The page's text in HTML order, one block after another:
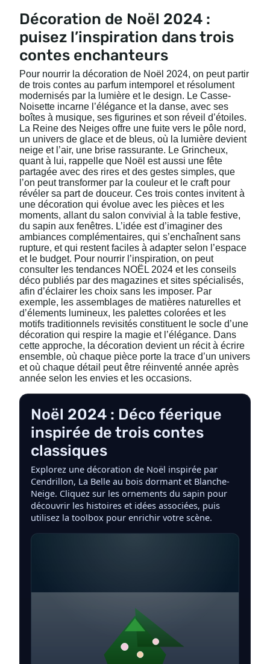
Décoration de Noël 2024 :
puisez l’inspiration dans trois
contes enchanteurs
Pour nourrir la décoration de Noël 2024, on peut partir
de trois contes au parfum intemporel et résolument
modernisés par la lumière et le design. Le Casse-
Noisette incarne l’élégance et la danse, avec ses
boîtes à musique, ses figurines et son réveil d’étoiles.
La Reine des Neiges offre une fuite vers le pôle nord,
un univers de glace et de bleus, où la lumière devient
neige et l’air, une brise rassurante. Le Grincheux,
quant à lui, rappelle que Noël est aussi une fête
partagée avec des rires et des gestes simples, que
l’on peut transformer par la couleur et le craft pour
révéler sa part de douceur. Ces trois contes invitent à
une décoration qui évolue avec les pièces et les
moments, allant du salon convivial à la table festive,
du sapin aux fenêtres. L’idée est d’imaginer des
ambiances complémentaires, qui s’enchaînent sans
rupture, et qui restent faciles à adapter selon l’espace
et le budget. Pour nourrir l’inspiration, on peut
consulter les tendances NOËL 2024 et les conseils
déco publiés par des magazines et sites spécialisés,
afin d’éclairer les choix sans les imposer. Par
exemple, les assemblages de matières naturelles et
d’élements lumineux, les palettes colorées et les
motifs traditionnels revisités constituent le socle d’une
décoration qui respire la magie et l’élégance. Dans
cette approche, la décoration devient un récit à écrire
ensemble, où chaque pièce porte la trace d’un univers
et où chaque détail peut être réinventé année après
année selon les envies et les occasions.
Noël 2024 : Déco féerique
inspirée de trois contes
classiques
Explorez une décoration de Noël inspirée par
Cendrillon, La Belle au bois dormant et Blanche-
Neige. Cliquez sur les ornements du sapin pour
découvrir les histoires et idées associées, puis
utilisez la toolbox pour enrichir votre scène.